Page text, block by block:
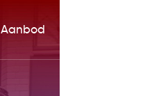
Aanbod